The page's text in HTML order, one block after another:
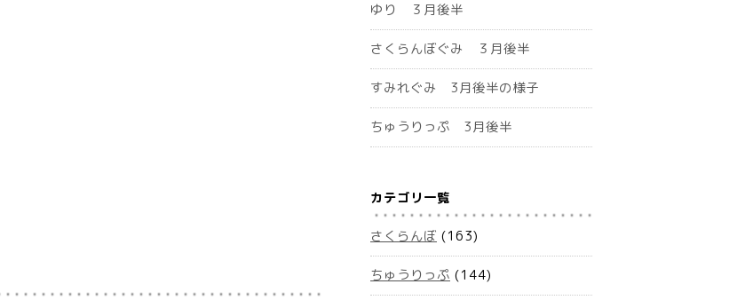
ゆり ３月後半
さくらんぼぐみ ３月後半
すみれぐみ 3月後半の様子
ちゅうりっぷ 3月後半
カテゴリ一覧
さくらんぼ (163)
ちゅうりっぷ (144)